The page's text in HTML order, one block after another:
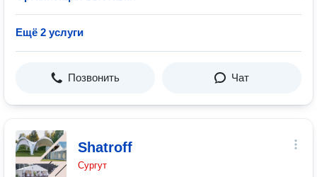
Ещё 2 услуги
Позвонить Чат
Shatroff
Сургут